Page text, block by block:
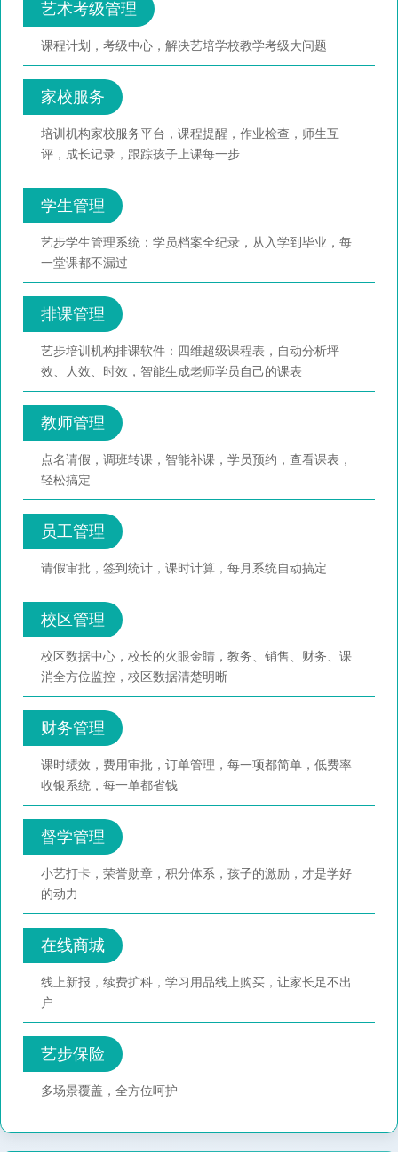
艺术考级管理
课程计划，考级中心，解决艺培学校教学考级大问题
家校服务
培训机构家校服务平台，课程提醒，作业检查，师生互
评，成长记录，跟踪孩子上课每一步
学生管理
艺步学生管理系统：学员档案全纪录，从入学到毕业，每
一堂课都不漏过
排课管理
艺步培训机构排课软件：四维超级课程表，自动分析坪
效、人效、时效，智能生成老师学员自己的课表
教师管理
点名请假，调班转课，智能补课，学员预约，查看课表，
轻松搞定
员工管理
请假审批，签到统计，课时计算，每月系统自动搞定
校区管理
校区数据中心，校长的火眼金睛，教务、销售、财务、课
消全方位监控，校区数据清楚明晰
财务管理
课时绩效，费用审批，订单管理，每一项都简单，低费率
收银系统，每一单都省钱
督学管理
小艺打卡，荣誉勋章，积分体系，孩子的激励，才是学好
的动力
在线商城
线上新报，续费扩科，学习用品线上购买，让家长足不出
户
艺步保险
多场景覆盖，全方位呵护